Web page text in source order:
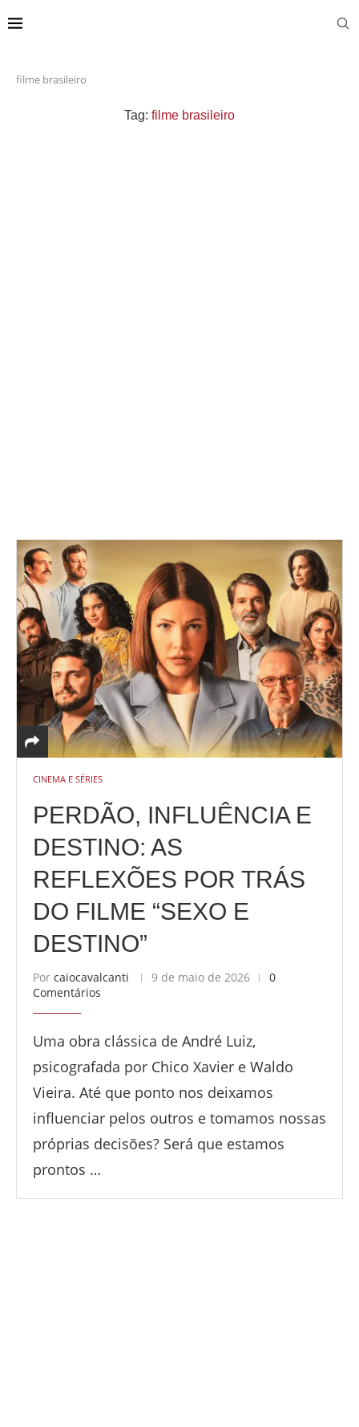
filme brasileiro
Tag: filme brasileiro
CINEMA E SÉRIES
PERDÃO, INFLUÊNCIA E
DESTINO: AS
REFLEXÕES POR TRÁS
DO FILME “SEXO E
DESTINO”
Por caiocavalcanti 9 de maio de 2026
0
Comentários
Uma obra clássica de André Luiz,
psicografada por Chico Xavier e Waldo
Vieira. Até que ponto nos deixamos
influenciar pelos outros e tomamos nossas
próprias decisões? Será que estamos
prontos …